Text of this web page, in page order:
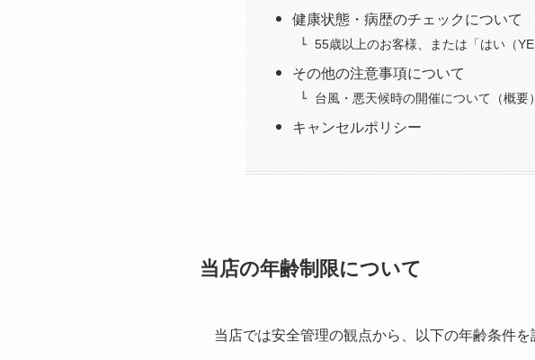
健康状態・病歴のチェックについて
55歳以上のお客様、または「はい（
その他の注意事項について
台風・悪天候時の開催について（概要）
キャンセルポリシー
当店の年齢制限について
当店では安全管理の観点から、以下の年齢条件を